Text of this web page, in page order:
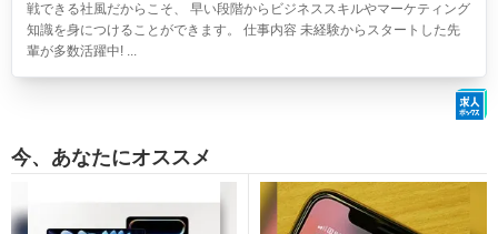
戦できる社風だからこそ、 早い段階からビジネススキルやマーケティング
知識を身につけることができます。 仕事内容 未経験からスタートした先
輩が多数活躍中! ...
今、あなたにオススメ